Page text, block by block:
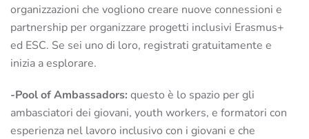
organizzazioni che vogliono creare nuove connessioni e
partnership per organizzare progetti inclusivi Erasmus+
ed ESC. Se sei uno di loro, registrati gratuitamente e
inizia a esplorare.
-Pool of Ambassadors: questo è lo spazio per gli
ambasciatori dei giovani, youth workers, e formatori con
esperienza nel lavoro inclusivo con i giovani e che